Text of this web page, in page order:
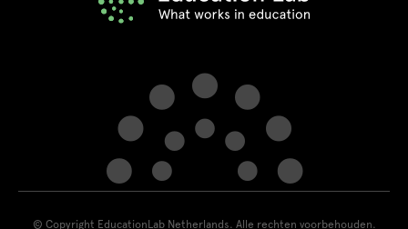
© Copyright EducationLab Netherlands. Alle rechten voorbehouden.